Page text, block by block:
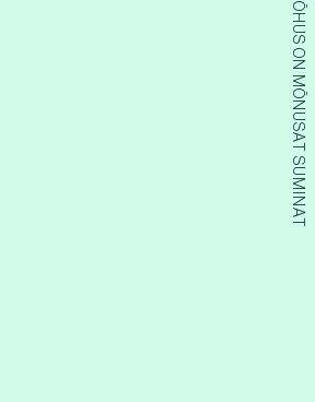
ÕHUS ON MÕNUSAT SUMINAT